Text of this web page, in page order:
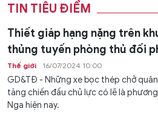
TIN TIÊU ĐIỂM
Thiết giáp hạng nặng trên
thủng tuyến phòng thủ đối
Thế giới 16/07/2024 10:00
GD&TĐ - Những xe bọc thép chở
tăng chiến đấu chủ lực có lẽ là
Nga hiện nay.